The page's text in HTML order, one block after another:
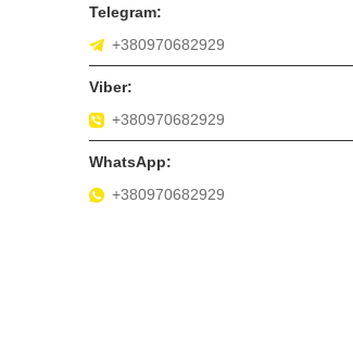
+380970682929
+380970682929
+380970682929